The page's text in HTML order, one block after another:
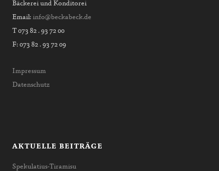
Bäckerei und Konditorei
Email: info@beckabeck.de
T 073 82 . 93 72 00
F: 073 82 . 93 72 09
Impressum
Datenschutz
AKTUELLE BEITRÄGE
Spekulatius-Tiramisu